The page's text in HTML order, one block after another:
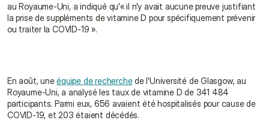
au Royaume-Uni, a indiqué qu'« il n'y avait aucune preuve justifiant
la prise de suppléments de vitamine D pour spécifiquement prévenir
ou traiter la COVID‑19 ».
En août, une équipe de recherche de l'Université de Glasgow, au
Royaume-Uni, a analysé les taux de vitamine D de 341 484
participants. Parmi eux, 656 avaient été hospitalisés pour cause de
COVID-19, et 203 étaient décédés.